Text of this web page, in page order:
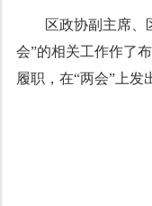
区政协副主席、
会”的相关工作作了
履职，在“两会”上发